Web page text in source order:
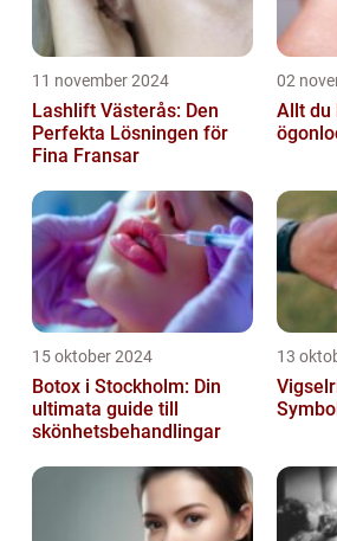
11 november 2024
Lashlift Västerås: Den
Perfekta Lösningen för
Fina Fransar
02
Allt du
15 oktober 2024
Botox i Stockholm: Din
ultimata guide till
skönhetsbehandlingar
13